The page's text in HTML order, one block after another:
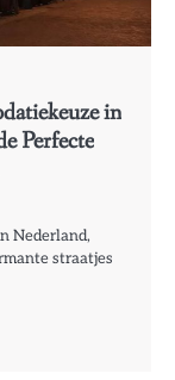
in
Perfecte
Nederland,
straatjes